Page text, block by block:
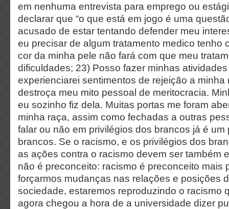
em nenhuma entrevista para emprego ou
declarar que “o que está em jogo é uma
acusado de estar tentando defender meu
eu precisar de algum tratamento medico tenho
cor da minha pele não fará com que meu
dificuldades; 23) Posso fazer minhas
experienciarei sentimentos de rejeição a minha
destroça meu mito pessoal de meritocracia.
eu sozinho fiz dela. Muitas portas me foram
minha raça, assim como fechadas a outras
falar ou não em privilégios dos brancos já é um
brancos. Se o racismo, e os privilégios dos
as ações contra o racismo devem ser também
não é preconceito: racismo é preconceito mais
forçarmos mudanças nas relações e posições
sociedade, estaremos reproduzindo o racismo
agora chegou a hora de a universidade dizer